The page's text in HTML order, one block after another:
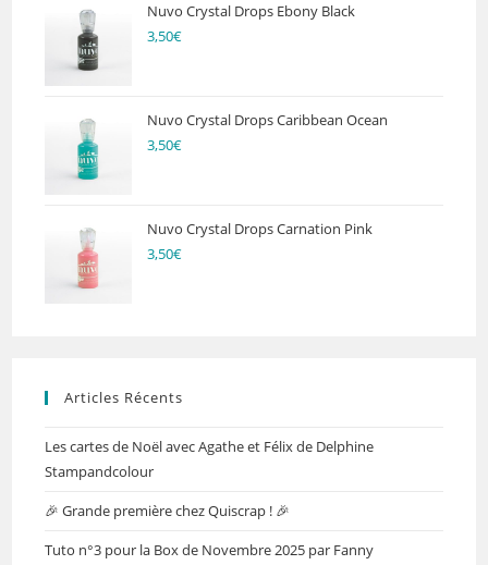
Nuvo Crystal Drops Ebony Black
3,50€
Nuvo Crystal Drops Caribbean Ocean
3,50€
Nuvo Crystal Drops Carnation Pink
3,50€
Articles Récents
Les cartes de Noël avec Agathe et Félix de Delphine
Stampandcolour
🎉 Grande première chez Quiscrap ! 🎉
Tuto n°3 pour la Box de Novembre 2025 par Fanny